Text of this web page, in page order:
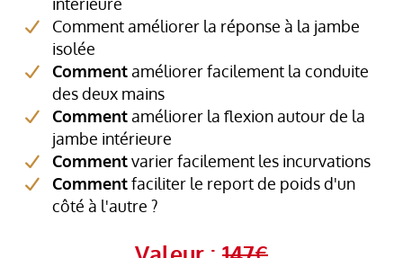
Comment améliorer la réponse à la jambe
isolée
Commentaméliorer facilement la conduite
des deux mains
Commentaméliorer la flexion autour de la
jambe intérieure
Commentvarier facilement les incurvations
Commentfaciliter le report de poids d'un
côté à l'autre ?